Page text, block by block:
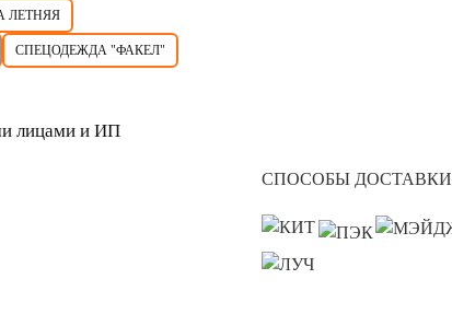
ЛЕТНЯЯ
СПЕЦОДЕЖДА "ФАКЕЛ"
лицами и ИП
СПОСОБЫ